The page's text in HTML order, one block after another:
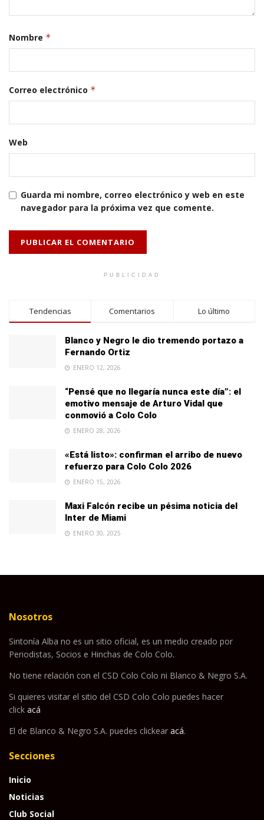
Nombre *
Correo electrónico *
Web
Guarda mi nombre, correo electrónico y web en este
navegador para la próxima vez que comente.
PUBLICIDAD
Tendencias Comentarios Lo último
Blanco y Negro le dio tremendo portazo a
Fernando Ortiz
ENERO 12, 2026
“Pensé que no llegaría nunca este día”: el
emotivo mensaje de Arturo Vidal que
conmovió a Colo Colo
ENERO 28, 2026
«Está listo»: confirman el arribo de nuevo
refuerzo para Colo Colo 2026
ENERO 15, 2026
Maxi Falcón recibe un pésima noticia del
Inter de Miami
ENERO 30, 2025
Nosotros
Sintonía Alba no es un sitio oficial, es un medio creado por
Periodistas, Socios e Hinchas de Colo Colo.
No tiene relación con el CSD Colo Colo ni Blanco & Negro S.A.
Si quieres visitar el sitio del CSD Colo Colo puedes hacer
click acá
El de Blanco & Negro S.A. puedes clickear acá.
Secciones
Inicio
Noticias
Club Social